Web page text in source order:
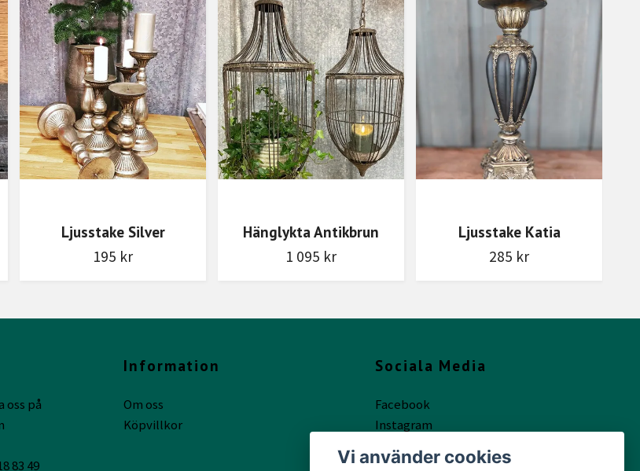
Ljusstake Silver
195 kr
Hänglykta Antikbrun
1 095 kr
Ljusstake Katia
285 kr
på
83 49
Information
Om oss
Köpvillkor
Sociala Media
Facebook
Instagram
Vi använder cookies